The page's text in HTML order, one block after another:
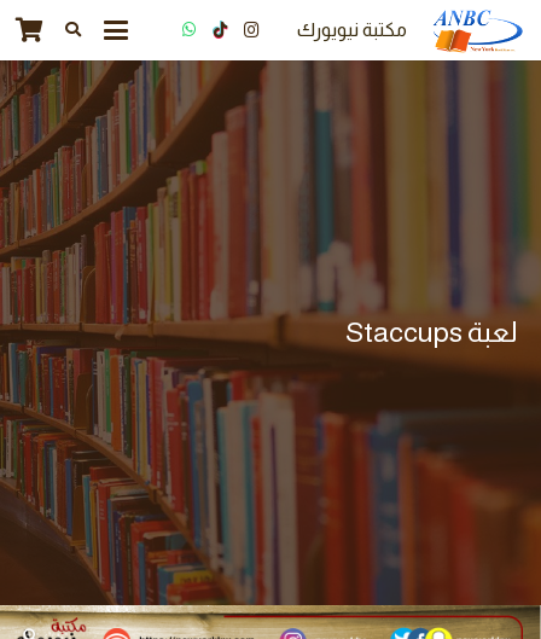
مكتبة نيويورك
لعبة Staccups